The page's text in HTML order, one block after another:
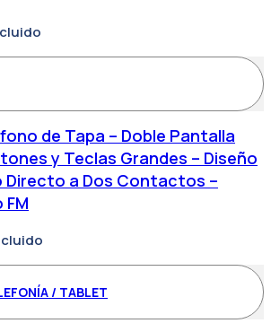
de Tapa – Doble Pantalla
y Teclas Grandes – Diseño
Directo a Dos Contactos –
/ TABLET